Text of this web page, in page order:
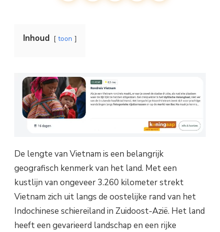
Inhoud toon
De lengte van Vietnam is een belangrijk
geografisch kenmerk van het land. Met een
kustlijn van ongeveer 3.260 kilometer strekt
Vietnam zich uit langs de oostelijke rand van het
Indochinese schiereiland in Zuidoost-Azië. Het land
heeft een gevarieerd landschap en een rijke